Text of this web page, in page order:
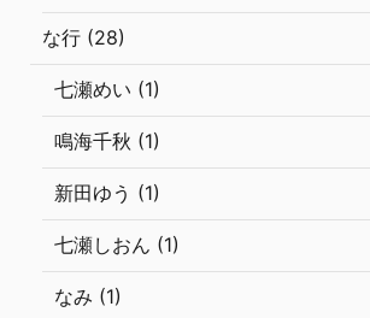
な行 (28)
七瀬めい (1)
鳴海千秋 (1)
新田ゆう (1)
七瀬しおん (1)
なみ (1)